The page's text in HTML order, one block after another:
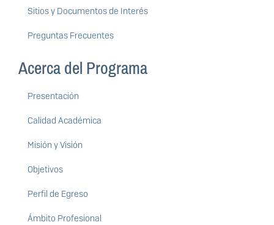
Sitios y Documentos de Interés
Preguntas Frecuentes
Acerca del Programa
Presentación
Calidad Académica
Misión y Visión
Objetivos
Perfil de Egreso
Ámbito Profesional